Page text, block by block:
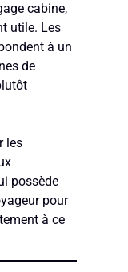
cabine,
utile. Les
à un
de
les
possède
pour
à ce